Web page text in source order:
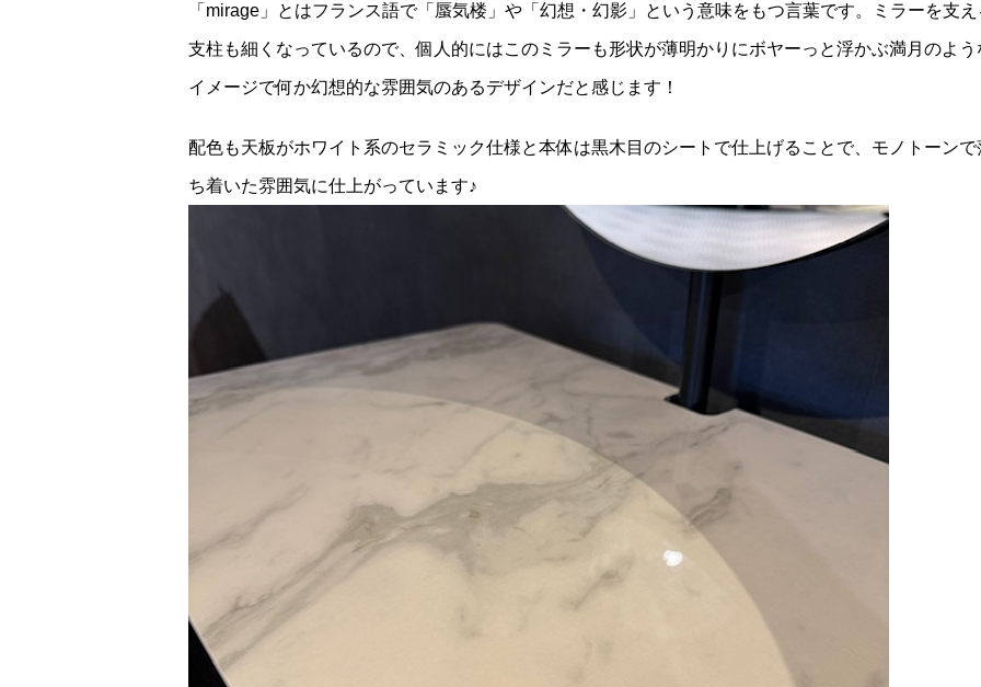
「mirage」とはフランス語で「蜃気楼」や「幻想・幻影」という意味をもつ言葉です。ミラーを支え
支柱も細くなっているので、個人的にはこのミラーも形状が薄明かりにボヤーっと浮かぶ満月のよう
イメージで何か幻想的な雰囲気のあるデザインだと感じます！
配色も天板がホワイト系のセラミック仕様と本体は黒木目のシートで仕上げることで、モノトーンで
ち着いた雰囲気に仕上がっています♪